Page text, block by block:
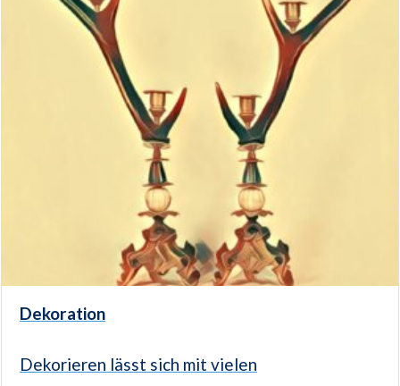
Dekoration
Dekorieren lässt sich mit vielen